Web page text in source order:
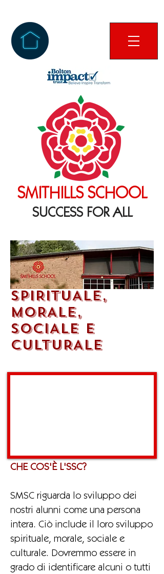
SMITHILLS SCHOOL
SUCCESS FOR ALL
SPIRITUALE,
MORALE,
SOCIALE E
CULTURALE
CHE COS'È L'SSC?
SMSC riguarda lo sviluppo dei
nostri alunni come una persona
intera. Ciò include il loro sviluppo
spirituale, morale, sociale e
culturale. Dovremmo essere in
grado di identificare alcuni o tutti